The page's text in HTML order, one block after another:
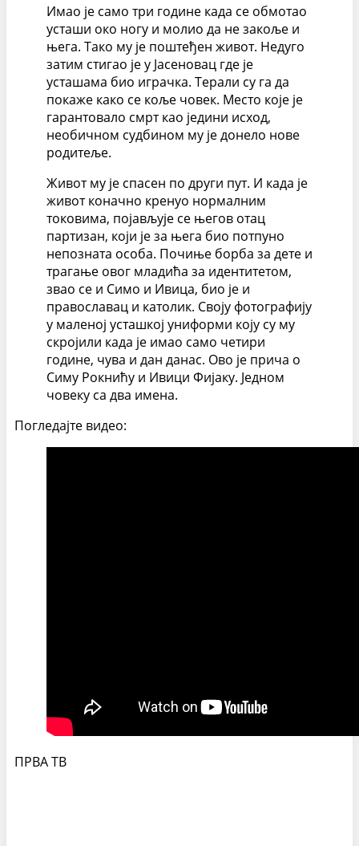
Имао је само три године када се обмотао
усташи око ногу и молио да не закоље и
њега. Тако му је поштеђен живот. Недуго
затим стигао је у Јасеновац где је
усташама био играчка. Терали су га да
покаже како се коље човек. Место које је
гарантовало смрт као једини исход,
необичном судбином му је донело нове
родитеље.
Живот му је спасен по други пут. И када је
живот коначно кренуо нормалним
токовима, појављује се његов отац
партизан, који је за њега био потпуно
непозната особа. Почиње борба за дете и
трагање овог младића за идентитетом,
звао се и Симо и Ивица, био је и
православац и католик. Своју фотографију
у маленој усташкој униформи коју су му
скројили када је имао само четири
године, чува и дан данас. Ово је прича о
Симу Рокнићу и Ивици Фијаку. Једном
човеку са два имена.
Погледајте видео:
ПРВА ТВ